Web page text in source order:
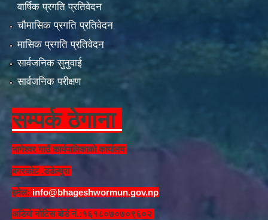
वार्षिक प्रगति प्रतिवेदन
चौमासिक प्रगति प्रतिवेदन
मासिक प्रगति प्रतिवेदन
सार्वजनिक सुनुवाई
सार्वजनिक परीक्षण
सम्पर्क ठेगाना
भागेश्वर गाउँ कार्यपालिकाको कार्यालय
बगरकोट ,डडेल्धुरा
इमेल: info@bhageshwormun.gov.np
अडियो नोटिस बोर्ड नं.:१६१८०७०७०९६०२